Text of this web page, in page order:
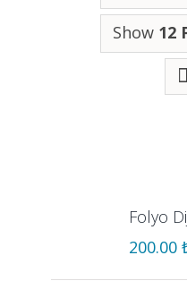
Show 12
Folyo
200.00